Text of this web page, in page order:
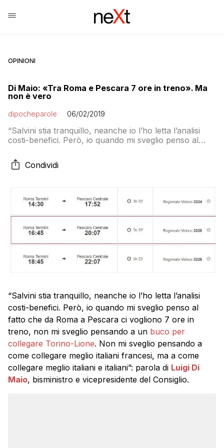
OPINIONI
Di Maio: «Tra Roma e Pescara 7 ore in treno». Ma
non è vero
dipocheparole 06/02/2019
“Salvini stia tranquillo, neanche io l’ho letta l’analisi
costi-benefici. Però, io quando mi sveglio penso al
treno, non mi sveglio pensando a un buco per
collegare Torino-Lione. Non mi sveglio pensando a
collegare meglio italiani e […]
Condividi
“Salvini stia tranquillo, neanche io l’ho letta l’analisi
costi-benefici. Però, io quando mi sveglio penso al
fatto che da Roma a Pescara ci vogliono 7 ore in
treno, non mi sveglio pensando a un buco per
collegare Torino-Lione. Non mi sveglio pensando a
come collegare meglio italiani francesi, ma a come
collegare meglio italiani e italiani”: parola di Luigi Di
Maio, bisministro e vicepresidente del Consiglio.